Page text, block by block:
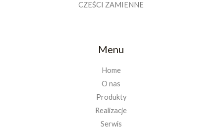
CZEŚCI ZAMIENNE
Menu
Home
O nas
Produkty
Realizacje
Serwis